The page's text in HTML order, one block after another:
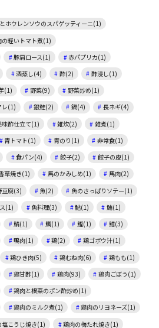
ホウレンソウのスパゲッティーニ(1)
の軽いトマト煮(1)
豚肩ロース(1)
赤パプリカ(1)
酒蒸し(4) 酢(2)
酢浸し(1)
(1) 野菜(9)
野菜炒め(1)
レ(1) 銀鮭(2) 鍋(4)
長ネギ(4)
酢仕立て(1) 雑炊(2)
雑煮(1)
青トマト(1) 青のり(1)
非常食(1)
食パン(4) 餃子(2)
餃子の皮(1)
草焼き(1) 馬のかみしめ(1)
馬肉(2)
豆腐(3) 魚(2)
魚のさっぱりソテー(1)
(1)
魚料理(3) 鮎(1)
鮪(1)
鯖(1) 鯛(1) 鰹(1)
鱈(3)
鴨肉(1) 鶏(2)
鶏ゴボウ汁(1)
鶏ひき肉(5) 鶏むね肉(6)
鶏もも(1)
鶏甘酢(1) 鶏肉(93)
鶏肉ごぼう(1)
鶏肉と根菜のポン酢炒め(1)
鶏肉のミルク煮(1)
鶏肉のリヨネーズ(1)
塩こうじ焼き(1)
鶏肉の梅たれ焼き(1)